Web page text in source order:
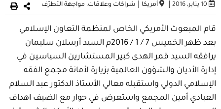
10 يناير، 2016 | أمريكا شراكات وعلاقات، مواجهة التطرّف
قام المبعوث الأمريكي الخاص لمنظمة التعاون الإسلامي
بعد ظهر الخميس 7 / 1 / 2016م السيد أرسلان سليمان
يرافقه السيد قمر الهدى كبير المستشارين السياسين في
إدارة الأديان والشؤون العالمية بزيارة لأمانة مجمع الفقه
الإسلامي الدولي واستقبله معالي الأستاذ الدكتور عبد السلام
العبادي أمين المجمع واستعرض في حوار مع الضيف اهداف